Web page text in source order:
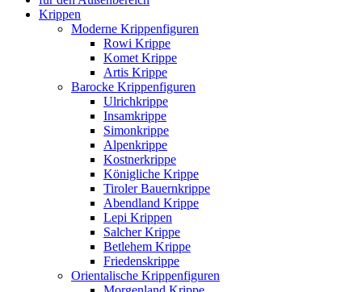
Krippen
Moderne Krippenfiguren
Rowi Krippe
Komet Krippe
Artis Krippe
Barocke Krippenfiguren
Ulrichkrippe
Insamkrippe
Simonkrippe
Alpenkrippe
Kostnerkrippe
Königliche Krippe
Tiroler Bauernkrippe
Abendland Krippe
Lepi Krippen
Salcher Krippe
Betlehem Krippe
Friedenskrippe
Orientalische Krippenfiguren